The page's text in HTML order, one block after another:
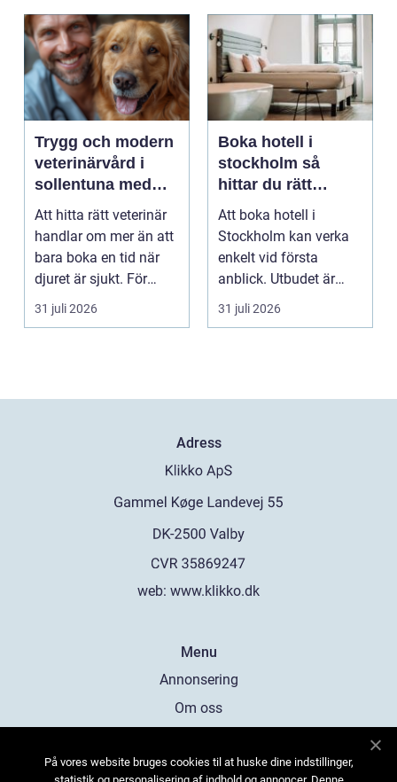
Trygg och modern
veterinärvård i
sollentuna med
omnejd
Att hitta rätt veterinär
handlar om mer än att
bara boka en tid när
djuret är sjukt. För
många djurä...
31 juli 2026
Boka hotell i
stockholm så
hittar du rätt
boende för din
vistelse
Att boka hotell i
Stockholm kan verka
enkelt vid första
anblick. Utbudet är
stort, standarden är
gen...
31 juli 2026
Adress
web: www.klikko.dk
Menu
Annonsering
Om oss
Kontakta oss
På vores website bruges cookies til at huske dine indstillinger,